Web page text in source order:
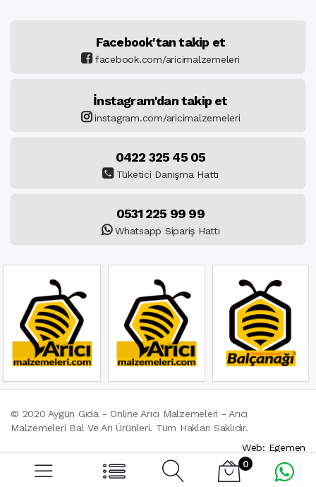
0
Facebook'tan takip et
facebook.com/aricimalzemeleri
İnstagram'dan takip et
instagram.com/aricimalzemeleri
0422 325 45 05
Tüketici Danışma Hattı
0531 225 99 99
Whatsapp Sipariş Hattı
© 2020 Aygün Gıda - Online Arıcı Malzemeleri - Arıcı
Malzemeleri Bal Ve Arı Ürünleri. Tüm Hakları Saklıdır.
Web: Egemen